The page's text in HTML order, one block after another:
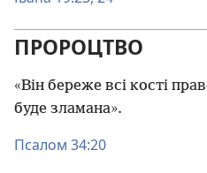
ПРОРОЦТВО
«Він береже всі кості
буде зламана».
Псалом 34:20